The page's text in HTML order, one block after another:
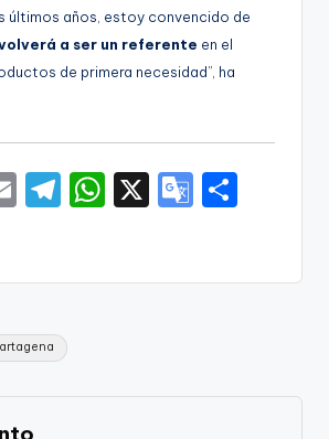
últimos años, estoy convencido de
a ser un referente en el
de primera necesidad”, ha
E
l
T
gr
a
m
W
ts
p
X
G
gl
a
e